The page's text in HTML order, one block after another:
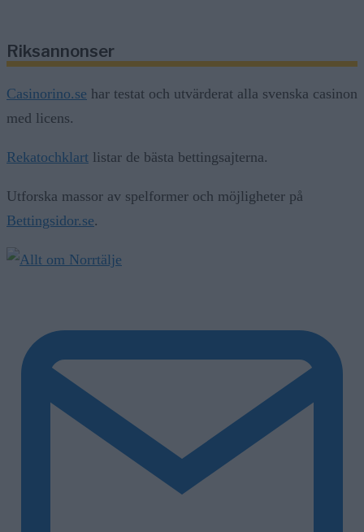
Riksannonser
Casinorino.se har testat och utvärderat alla svenska casinon
med licens.
Rekatochklart listar de bästa bettingsajterna.
Utforska massor av spelformer och möjligheter på
Bettingsidor.se.